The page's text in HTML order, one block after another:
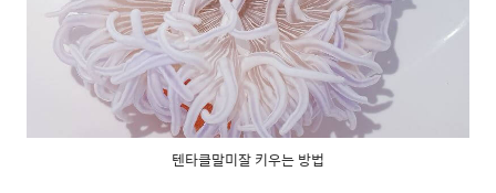
텐타클말미잘 키우는 방법